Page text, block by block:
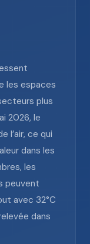
les espaces
plus
2026, le
l’air, ce qui
dans les
les
peuvent
avec 32°C
dans